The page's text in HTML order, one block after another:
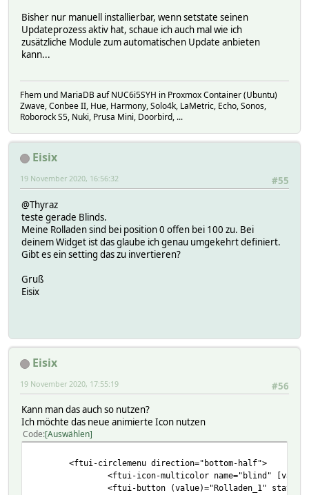
Bisher nur manuell installierbar, wenn setstate seinen
Updateprozess aktiv hat, schaue ich auch mal wie ich
zusätzliche Module zum automatischen Update anbieten
kann...
Fhem und MariaDB auf NUC6i5SYH in Proxmox Container (Ubuntu)
Zwave, Conbee II, Hue, Harmony, Solo4k, LaMetric, Echo, Sonos,
Roborock S5, Nuki, Prusa Mini, Doorbird, ...
Eisix
#55
19 November 2020, 16:56:32
@Thyraz
teste gerade Blinds.
Meine Rolladen sind bei position 0 offen bei 100 zu. Bei
deinem Widget ist das glaube ich genau umgekehrt definiert.
Gibt es ein setting das zu invertieren?
Gruß
Eisix
Eisix
#56
19 November 2020, 17:55:19
Kann man das auch so nutzen?
Ich möchte das neue animierte Icon nutzen
Code Auswählen
<ftui-circlemenu direction="bottom-half">
<ftui-icon-multicolor name="blind"
<ftui-button (value)="Rolladen_1"